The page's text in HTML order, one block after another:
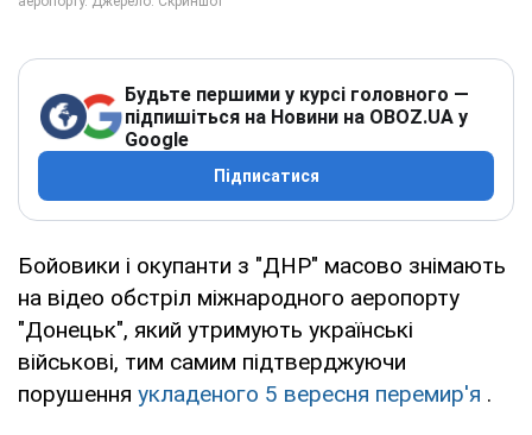
Будьте першими у курсі головного —
підпишіться на Новини на OBOZ.UA у
Google
Підписатися
Бойовики і окупанти з "ДНР" масово знімають
на відео обстріл міжнародного аеропорту
"Донецьк", який утримують українські
військові, тим самим підтверджуючи
порушення укладеного 5 вересня перемир'я .